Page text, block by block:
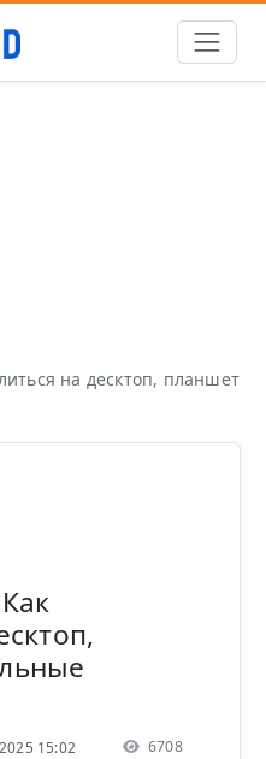
на десктоп, планшет
15:02 6708